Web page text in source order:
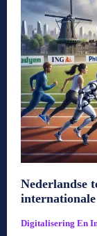
Nederlandse
Digitalisering En